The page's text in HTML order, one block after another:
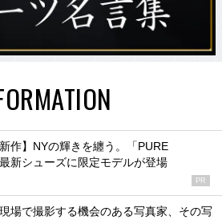
新作】NYの輝きを纏う。「PURE
新シューズに限定モデルが登場
PR
場で撮影する機会のある写真家、その写